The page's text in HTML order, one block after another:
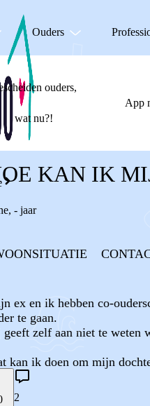
Ouders
ouders,
wat nu?!
App
KAN IK
, - jaar
ex en ik hebben co-
te gaan.
zelf aan niet te weten
kan ik doen om mijn
2